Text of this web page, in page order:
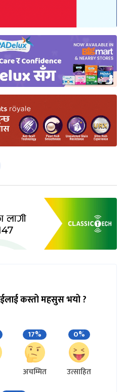
कस्तो महसुस भयो ?
17%
अचम्मित
0%
उत्साहित